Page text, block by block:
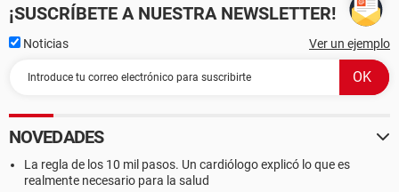
¡SUSCRÍBETE A NUESTRA NEWSLETTER!
Noticias Ver un ejemplo
NOVEDADES
La regla de los 10 mil pasos. Un cardiólogo explicó lo que es
realmente necesario para la salud